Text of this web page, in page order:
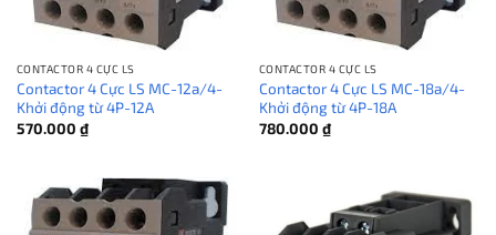
CONTACTOR 4 CỰC LS
Contactor 4 Cực LS MC-12a/4-
Khởi động từ 4P-12A
570.000 ₫
CONTACTOR 4 CỰC LS
Contactor 4 Cực LS MC-18a/4-
Khởi động từ 4P-18A
780.000 ₫